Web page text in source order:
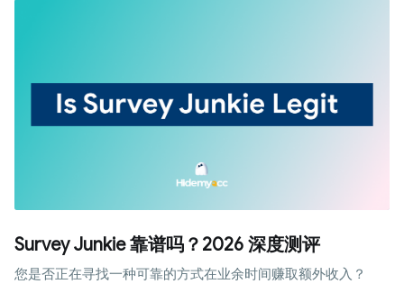
Survey Junkie 靠谱吗？2026 深度测评
您是否正在寻找一种可靠的方式在业余时间赚取额外收入？